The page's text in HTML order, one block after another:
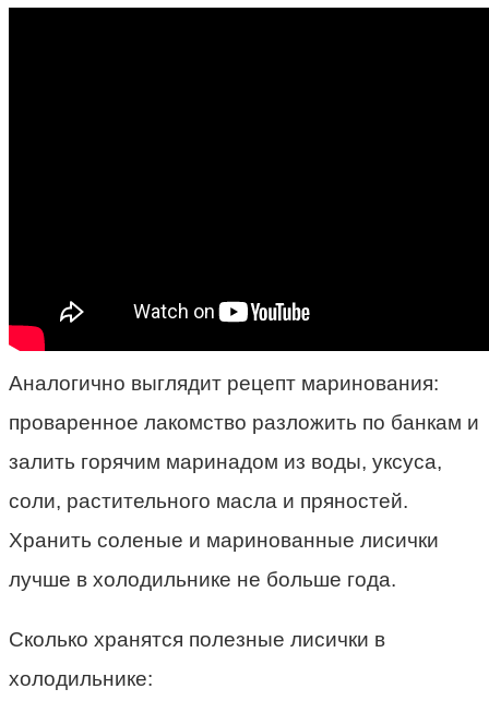
Аналогично выглядит рецепт маринования:
проваренное лакомство разложить по банкам и
залить горячим маринадом из воды, уксуса,
соли, растительного масла и пряностей.
Хранить соленые и маринованные лисички
лучше в холодильнике не больше года.
Сколько хранятся полезные лисички в
холодильнике: